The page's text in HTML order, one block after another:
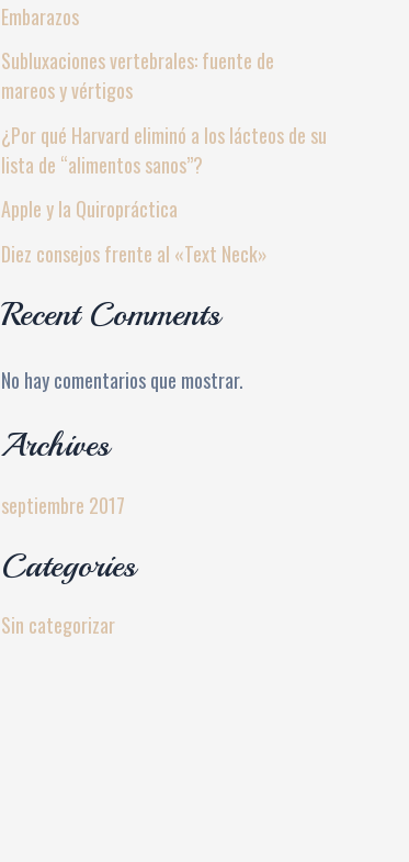
Embarazos
Subluxaciones vertebrales: fuente de
mareos y vértigos
¿Por qué Harvard eliminó a los lácteos de su
lista de “alimentos sanos”?
Apple y la Quiropráctica
Diez consejos frente al «Text Neck»
Recent Comments
No hay comentarios que mostrar.
Archives
septiembre 2017
Categories
Sin categorizar